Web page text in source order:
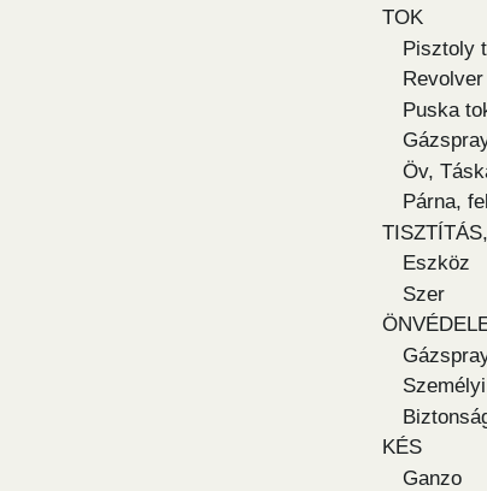
TOK
Pisztoly
Puska
Öv,
Párna,
Eszköz
Szer
KÉS
Ganzo